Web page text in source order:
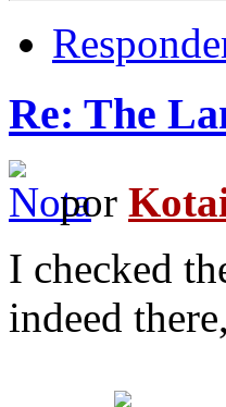
Re: The
por
I checked
indeed